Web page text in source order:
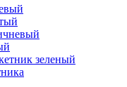
зеленый